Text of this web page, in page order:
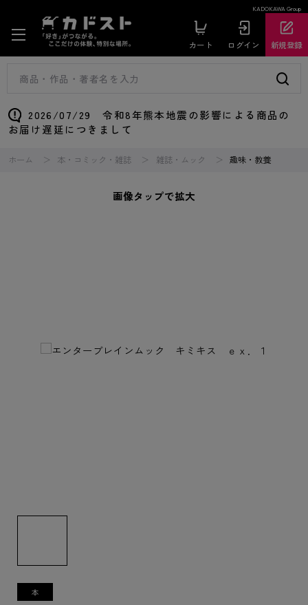
KADOKAWA Group
カート ログイン 新規登録
2026/07/29 令和8年熊本地震の影響による商品の
お届け遅延につきまして
ホーム 本・コミック・雑誌 雑誌・ムック 趣味・教養
画像タップで拡大